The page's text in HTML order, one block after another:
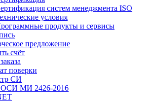
систем менеджмента ISO
условия
продукты и сервисы
предложение
счёт
поверки
СИ
ОСИ МИ 2426-2016